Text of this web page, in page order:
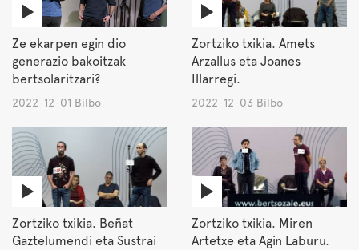
Ze ekarpen egin dio
generazio bakoitzak
bertsolaritzari?
2022-12-01 Bilbo
Zortziko txikia. Amets
Arzallus eta Joanes
Illarregi.
2022-12-03 Bilbo
Zortziko txikia. Beñat
Gaztelumendi eta Sustrai
Zortziko txikia. Miren
Artetxe eta Agin Laburu.